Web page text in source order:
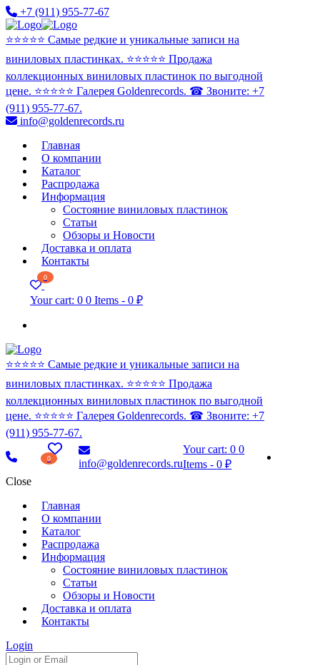
+7 (911) 955-77-67
⭐️⭐️⭐️⭐️⭐️ Самые редкие и уникальные записи на
виниловых пластинках. ⭐️⭐️⭐️⭐️⭐️ Продажа
коллекционных виниловых пластинок по выгодной
цене. ⭐️⭐️⭐️⭐️⭐️ Галерея Goldenrecords. ☎ Звоните: +7
(911) 955-77-67.
info@goldenrecords.ru
Главная
О компании
Каталог
Распродажа
Информация
Состояние виниловых пластинок
Статьи
Обзоры и Новости
Доставка и оплата
Контакты
0
Your cart: 0 0 Items - 0 ₽
⭐️⭐️⭐️⭐️⭐️ Самые редкие и уникальные записи на
виниловых пластинках. ⭐️⭐️⭐️⭐️⭐️ Продажа
коллекционных виниловых пластинок по выгодной
цене. ⭐️⭐️⭐️⭐️⭐️ Галерея Goldenrecords. ☎ Звоните: +7
(911) 955-77-67.
0 info@goldenrecords.ru
Your cart: 00
Items -0 ₽
Close
Главная
О компании
Каталог
Распродажа
Информация
Состояние виниловых пластинок
Статьи
Обзоры и Новости
Доставка и оплата
Контакты
Login